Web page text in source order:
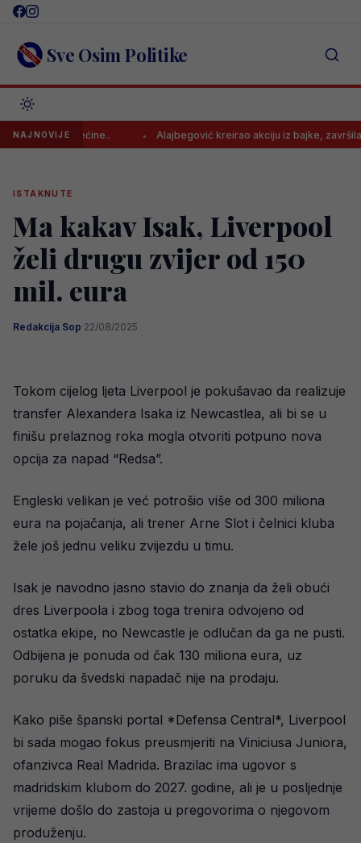
Skip
content Sve Osim Politike
NAJNOVIJE
od većine.. Alajbegović kreirao akciju iz bajke, završila je
ISTAKNUTE
Ma kakav Isak, Liverpool
želi drugu zvijer od 150
mil. eura
Redakcija Sop·22/08/2025
Tokom cijelog ljeta Liverpool je pokušavao da realizuje
transfer Alexandera Isaka iz Newcastlea, ali bi se u
finišu prelaznog roka mogla otvoriti potpuno nova
opcija za napad “Redsa”.
Engleski velikan je već potrošio više od 300 miliona
eura na pojačanja, ali trener Arne Slot i čelnici kluba
žele još jednu veliku zvijezdu u timu.
Isak je navodno jasno stavio do znanja da želi obući
dres Liverpoola i zbog toga trenira odvojeno od
ostatka ekipe, no Newcastle je odlučan da ga ne pusti.
Odbijena je ponuda od čak 130 miliona eura, uz
poruku da švedski napadač nije na prodaju.
Kako piše španski portal *Defensa Central*, Liverpool
bi sada mogao fokus preusmjeriti na Viniciusa Juniora,
ofanzivca Real Madrida. Brazilac ima ugovor s
madridskim klubom do 2027. godine, ali je u posljednje
vrijeme došlo do zastoja u pregovorima o njegovom
produženju.